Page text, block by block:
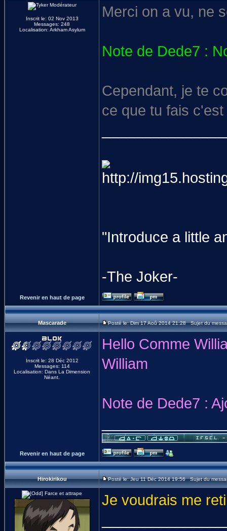
Inscrit le: 02 Nov 2013
Messages: 248
Localisation: Arkham Asylum
Merci on a vu, ne
Note de Dede7 :
Cependant, je te
ce que tu fais
"Introduce a little
-The Joker-
Revenir en haut de page
Mascarade Posté le: Dim 17 Aoû 2014 21:28 Sujet du
Inscrit le: 28 Déc 2012
Messages: 114
Localisation: Dans La Dimension
Néant.
Hello Comme
William
Note de Dede7 :
Revenir en haut de page
Hirokirikou Posté le: Jeu 11 Déc 2014 19:56 Sujet du
Je voudrais me